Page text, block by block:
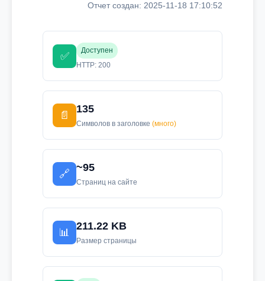
Отчет создан: 2025-11-18 17:10:52
✅
Доступен
HTTP: 200
📄
135
Символов в заголовке (много)
🔗
~95
Страниц на сайте
📊
211.22 KB
Размер страницы